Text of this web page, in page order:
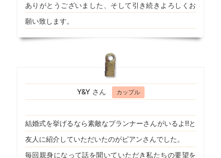
ありがとうございました、そして引き続きよろしくお
願い致します。
Y&Y さん カップル
結婚式を挙げるなら素敵なプランナーさんがいるよ‼︎と
友人に紹介していただいたのがピアンさんでした。
毎回親身になって話を聞いていただき私たちの要望を